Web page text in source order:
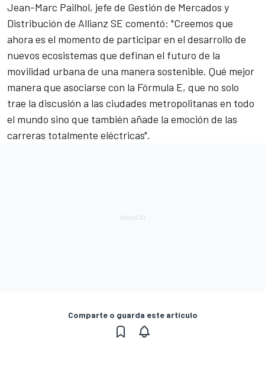
Jean-Marc Pailhol, jefe de Gestión de Mercados y
Distribución de Allianz SE comentó: "Creemos que
ahora es el momento de participar en el desarrollo de
nuevos ecosistemas que definan el futuro de la
movilidad urbana de una manera sostenible. Qué mejor
manera que asociarse con la Fórmula E, que no solo
trae la discusión a las ciudades metropolitanas en todo
el mundo sino que también añade la emoción de las
carreras totalmente eléctricas".
Comparte o guarda este artículo